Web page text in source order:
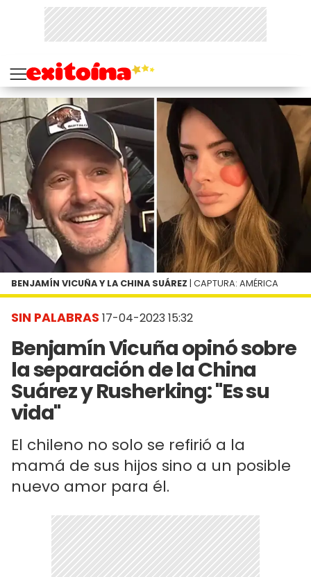
SIN PALABRAS 17-04-2023 15:32
Benjamín Vicuña opinó sobre
la separación de la China
Suárez y Rusherking: "Es su
vida"
El chileno no solo se refirió a la
mamá de sus hijos sino a un posible
nuevo amor para él.
BENJAMÍN VICUÑA Y LA CHINA SUÁREZ | CAPTURA: AMÉRICA